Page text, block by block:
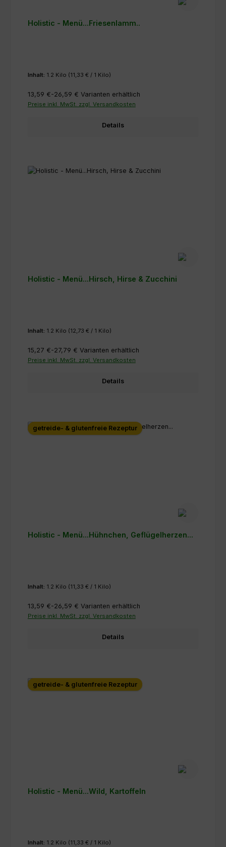
Holistic - Menü...Friesenlamm..
Inhalt: 1.2 Kilo (11,33 € / 1 Kilo)
13,59 €-26,59 € Varianten erhältlich
Preise inkl. MwSt. zzgl. Versandkosten
Details
Holistic - Menü...Hirsch, Hirse & Zucchini
Inhalt: 1.2 Kilo (12,73 € / 1 Kilo)
15,27 €-27,79 € Varianten erhältlich
Preise inkl. MwSt. zzgl. Versandkosten
Details
getreide- & glutenfreie Rezeptur
Holistic - Menü...Hühnchen, Geflügelherzen...
Inhalt: 1.2 Kilo (11,33 € / 1 Kilo)
13,59 €-26,59 € Varianten erhältlich
Preise inkl. MwSt. zzgl. Versandkosten
Details
getreide- & glutenfreie Rezeptur
Holistic - Menü...Wild, Kartoffeln
Inhalt: 1.2 Kilo (11,33 € / 1 Kilo)